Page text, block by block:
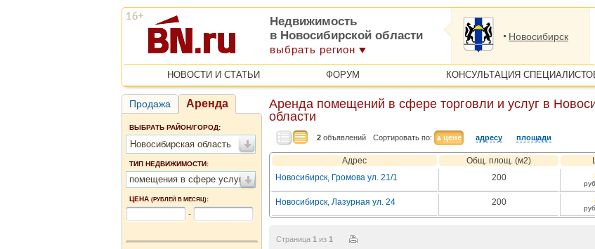
Недвижимость
в Новосибирской области
выбрать регион
Новосибирск
НОВОСТИ И СТАТЬИ ФОРУМ КОНСУЛЬТАЦИЯ
Продажа Аренда
ВЫБРАТЬ РАЙОН/ГОРОД:
Новосибирская область
ТИП НЕДВИЖИМОСТИ:
помещения в сфере услуг
ЦЕНА (РУБЛЕЙ В МЕСЯЦ):
-
Аренда помещений в сфере торговли и услуг в
области
2 объявлений Сортировать по: цене адресу площади
Адрес Общ. площ. (м2)
Новосибирск, Громова ул. 21/1
200
Новосибирск, Лазурная ул. 24 200
Страница 1 из 1